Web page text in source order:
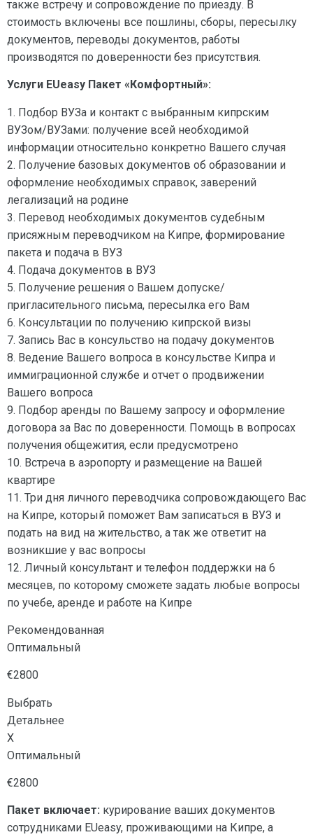
также встречу и сопровождение по приезду. В
стоимость включены все пошлины, сборы, пересылку
документов, переводы документов, работы
производятся по доверенности без присутствия.
Услуги EUeasy Пакет «Комфортный»:
1. Подбор ВУЗа и контакт с выбранным кипрским
ВУЗом/ВУЗами: получение всей необходимой
информации относительно конкретно Вашего случая
2. Получение базовых документов об образовании и
оформление необходимых справок, заверений
легализаций на родине
3. Перевод необходимых документов судебным
присяжным переводчиком на Кипре, формирование
пакета и подача в ВУЗ
4. Подача документов в ВУЗ
5. Получение решения о Вашем допуске/
пригласительного письма, пересылка его Вам
6. Консультации по получению кипрской визы
7. Запись Вас в консульство на подачу документов
8. Ведение Вашего вопроса в консульстве Кипра и
иммиграционной службе и отчет о продвижении
Вашего вопроса
9. Подбор аренды по Вашему запросу и оформление
договора за Вас по доверенности. Помощь в вопросах
получения общежития, если предусмотрено
10. Встреча в аэропорту и размещение на Вашей
квартире
11. Три дня личного переводчика сопровождающего Вас
на Кипре, который поможет Вам записаться в ВУЗ и
подать на вид на жительство, а так же ответит на
возникшие у вас вопросы
12. Личный консультант и телефон поддержки на 6
месяцев, по которому сможете задать любые вопросы
по учебе, аренде и работе на Кипре
Рекомендованная
Оптимальный
€2800
Выбрать
Детальнее
X
Оптимальный
€2800
Пакет включает: курирование ваших документов
сотрудниками EUeasy, проживающими на Кипре, а